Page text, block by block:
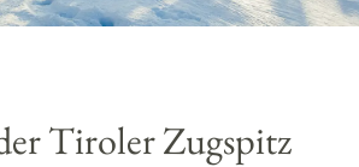
Tiroler Zugspitz